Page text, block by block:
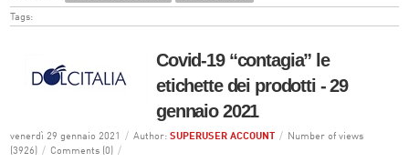
Tags:
Covid-19 “contagia” le
etichette dei prodotti - 29
gennaio 2021
venerdì 29 gennaio 2021 / Author: SUPERUSER ACCOUNT /
Number of views
(3926)
/ Comments (0) /